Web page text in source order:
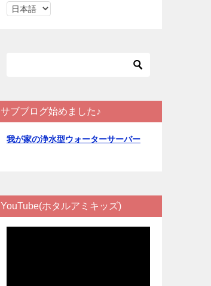
言
サブブログ始めました♪
我が家の浄水型ウォーターサーバー
YouTube(ホタルアミキッズ)